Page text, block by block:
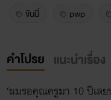
ขันนี่ pwp
คำโปรย แนะนำเรื่อง
‘ผมรอคุณครูมา 10 ปีเลย